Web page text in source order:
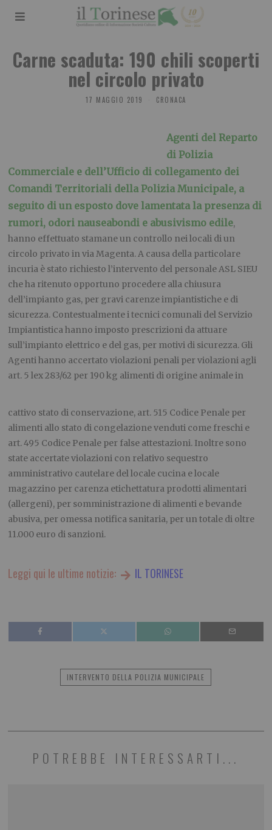
Carne scaduta: 190 chili scoperti
nel circolo privato
17 MAGGIO 2019 CRONACA
Agenti del Reparto
di Polizia
Commerciale e dell’Ufficio di collegamento dei
Comandi Territoriali della Polizia Municipale, a
seguito di un esposto dove lamentata la presenza di
rumori, odori nauseabondi e abusivismo edile,
hanno effettuato stamane un controllo nei locali di un
circolo privato in via Magenta. A causa della particolare
incuria è stato richiesto l’intervento del personale ASL SIEU
che ha ritenuto opportuno procedere alla chiusura
dell’impianto gas, per gravi carenze impiantistiche e di
sicurezza. Contestualmente i tecnici comunali del Servizio
Impiantistica hanno imposto prescrizioni da attuare
sull’impianto elettrico e del gas, per motivi di sicurezza. Gli
Agenti hanno accertato violazioni penali per violazioni agli
art. 5 lex 283/62 per 190 kg alimenti di origine animale in
cattivo stato di conservazione, art. 515 Codice Penale per
alimenti allo stato di congelazione venduti come freschi e
art. 495 Codice Penale per false attestazioni. Inoltre sono
state accertate violazioni con relativo sequestro
amministrativo cautelare del locale cucina e locale
magazzino per carenza etichettatura prodotti alimentari
(allergeni), per somministrazione di alimenti e bevande
abusiva, per omessa notifica sanitaria, per un totale di oltre
11.000 euro di sanzioni.
Leggi qui le ultime notizie: IL TORINESE
INTERVENTO DELLA POLIZIA MUNICIPALE
POTREBBE INTERESSARTI...